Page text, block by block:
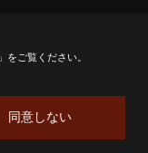
」をご覧ください。
同意しない